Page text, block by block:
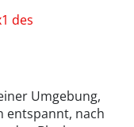
des
Umgebung,
entspannt, nach